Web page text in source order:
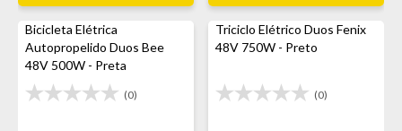
Bicicleta Elétrica
Autopropelido Duos Bee
48V 500W - Preta
(0)
Triciclo Elétrico Duos Fenix
48V 750W - Preto
(0)